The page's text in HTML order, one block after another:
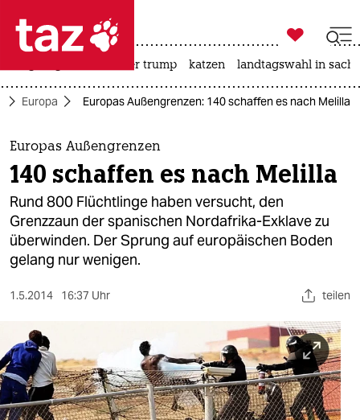
 taz zahl ich
taz zahl ich
themen
politik
öko
gesellschaft
kultur
sport
berlin
nord

taz zahl ich
usa unter trump katzen landtagswahl in
Europa Europas Außengrenzen: 140 schaffen es nach Melilla
Europas Außengrenzen
140 schaffen es nach Melilla
Rund 800 Flüchtlinge haben versucht, den
Grenzzaun der spanischen Nordafrika-Exklave zu
überwinden. Der Sprung auf europäischen Boden
gelang nur wenigen.
1.5.2014 16:37 Uhr teilen